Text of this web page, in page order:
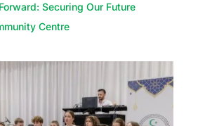
Securing Our Future
Centre